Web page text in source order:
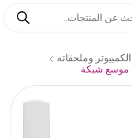
الكمبيوتر وملحقاته